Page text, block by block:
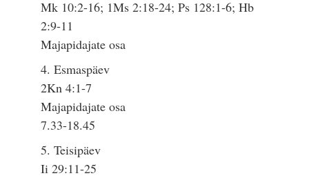
Mk 10:2-16; 1Ms 2:18-24; Ps 128:1-6; Hb
2:9-11
Majapidajate osa
4. Esmaspäev
2Kn 4:1-7
Majapidajate osa
7.33-18.45
5. Teisipäev
Ii 29:11-25